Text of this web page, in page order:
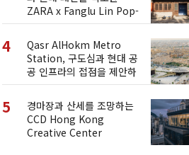
ZARA x Fanglu Lin Pop-
Up
4
Qasr AlHokm Metro
Station, 구도심과 현대 공
공 인프라의 접점을 제안하
다
5
경마장과 산세를 조망하는
CCD Hong Kong
Creative Center